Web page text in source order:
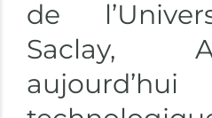
de
Saclay,